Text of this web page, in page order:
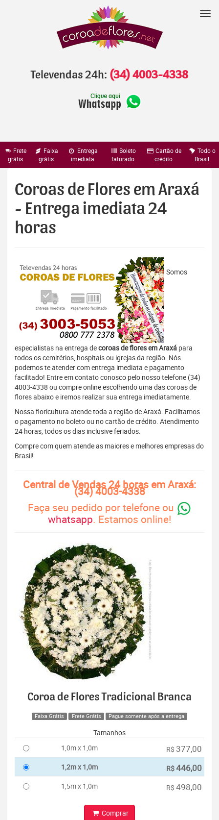
Televendas 24h: (34) 4003-4338
Frete
grátis
Faixa
grátis
Entrega
imediata
Boleto
faturado
Cartão de
crédito
Todo o
Brasil
Coroas de Flores em Araxá
- Entrega imediata 24
horas
Somos
especialistas na entrega decoroas de flores em Araxá para
todos os cemitérios, hospitais ou igrejas da região. Nós
podemos te atender com entrega imediata e pagamento
facilitado! Entre em contato conosco pelo nosso telefone (34)
4003-4338 ou compre online escolhendo uma das coroas de
flores abaixo e iremos realizar sua entrega imediatamente.
Nossa floricultura atende toda a região de Araxá. Facilitamos
o pagamento no boleto ou no cartão de crédito. Atendimento
24 horas, todos os dias inclusive feriados.
Compre com quem atende as maiores e melhores empresas do
Brasil!
Central de Vendas 24 horas em Araxá:
(34) 4003-4338
Faça seu pedido por telefone ou
whatsapp. Estamos online!
Coroa de Flores Tradicional Branca
Faixa Grátis Frete Grátis Pague somente após a entrega
Tamanhos
1,0m x 1,0m
R$ 377,00
1,2m x 1,0m R$446,00
1,5m x 1,0m R$ 498,00
Comprar